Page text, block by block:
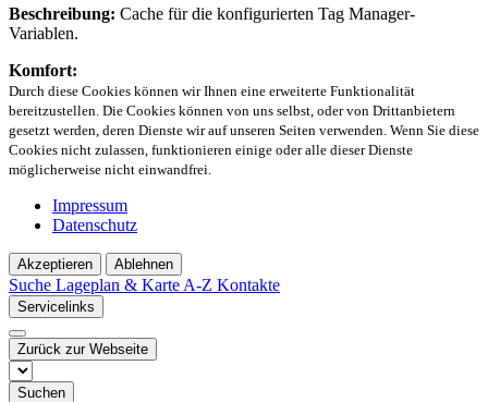
Beschreibung: Cache für die konfigurierten Tag Manager-
Variablen.
Komfort:
Durch diese Cookies können wir Ihnen eine erweiterte Funktionalität
bereitzustellen. Die Cookies können von uns selbst, oder von Drittanbietern
gesetzt werden, deren Dienste wir auf unseren Seiten verwenden. Wenn Sie diese
Cookies nicht zulassen, funktionieren einige oder alle dieser Dienste
möglicherweise nicht einwandfrei.
Impressum
Datenschutz
Akzeptieren Ablehnen
Suche Lageplan & Karte A-Z Kontakte
Servicelinks
Zurück zur Webseite
Suchen